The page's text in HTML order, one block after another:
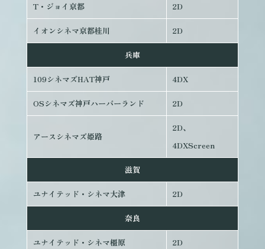
T・ジョイ京都 2D
イオンシネマ京都桂川 2D
兵庫
109シネマズHAT神戸 4DX
OSシネマズ神戸ハーバーランド 2D
アースシネマズ姫路
2D、
4DXScreen
滋賀
ユナイテッド・シネマ大津 2D
奈良
ユナイテッド・シネマ橿原 2D